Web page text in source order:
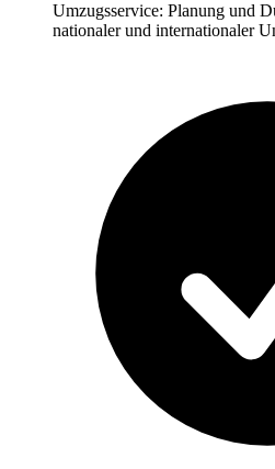
Umzugsservice: Planung und
nationaler und internationaler